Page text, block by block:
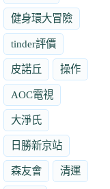
健身環大冒險
tinder評價
皮諾丘 操作
AOC電視
大淨氏
日勝新京站
森友會 清運